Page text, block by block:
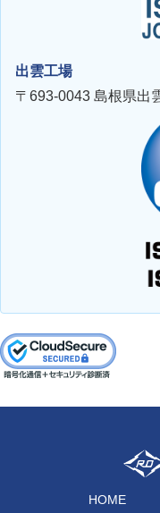
出雲工場
〒693-0043 島根県出
HOME